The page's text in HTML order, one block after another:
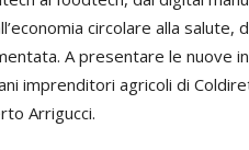
circolare alla salute,
A presentare le nuove
imprenditori agricoli di
Arrigucci.